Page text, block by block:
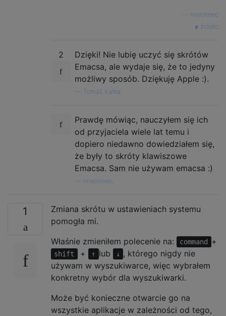
nneonneo
źródło
2
Dzięki! Nie lubię uczyć się skrótów
Emacsa, ale wydaje się, że to jedyny
możliwy sposób. Dziękuję Apple :).
Tomáš Kafka
Prawdę mówiąc, nauczyłem się ich
od przyjaciela wiele lat temu i
dopiero niedawno dowiedziałem się,
że były to skróty klawiszowe
Emacsa. Sam nie używam emacsa :)
nneonneo,
1
Zmiana skrótu w ustawieniach systemu
pomogła mi.
Właśnie zmieniłem polecenie na:
command +
shift + ↑ lub ↓ , którego nigdy nie
używam w wyszukiwarce, więc wybrałem
konkretny wybór dla wyszukiwarki.
Może być konieczne otwarcie go na
wszystkie aplikacje w zależności od tego,